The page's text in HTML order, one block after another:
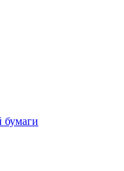
бумаги